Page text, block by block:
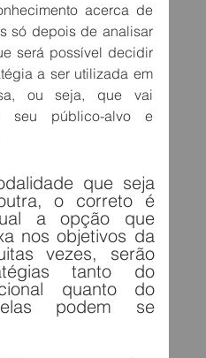
acerca de
só depois de analisar
será possível decidir
a ser utilizada em
ou seja, que vai
seu público-alvo e
que seja
o correto é
a opção que
nos objetivos da
vezes, serão
tanto do
quanto do
podem se